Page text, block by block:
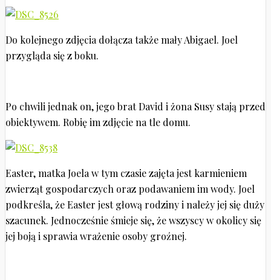
Do kolejnego zdjęcia dołącza także mały Abigael. Joel
przygląda się z boku.
Po chwili jednak on, jego brat David i żona Susy stają przed
obiektywem. Robię im zdjęcie na tle domu.
Easter, matka Joela w tym czasie zajęta jest karmieniem
zwierząt gospodarczych oraz podawaniem im wody. Joel
podkreśla, że Easter jest głową rodziny i należy jej się duży
szacunek. Jednocześnie śmieje się, że wszyscy w okolicy się
jej boją i sprawia wrażenie osoby groźnej.